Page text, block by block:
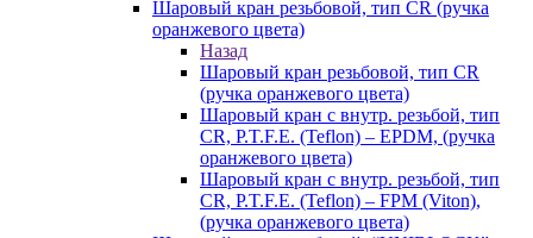
Шаровый кран резьбовой, тип CR (ручка
оранжевого цвета)
Назад
Шаровый кран резьбовой, тип CR
(ручка оранжевого цвета)
Шаровый кран с внутр. резьбой, тип
CR, P.T.F.E. (Teflon) – EPDM, (ручка
оранжевого цвета)
Шаровый кран с внутр. резьбой, тип
CR, P.T.F.E. (Teflon) – FPM (Viton),
(ручка оранжевого цвета)